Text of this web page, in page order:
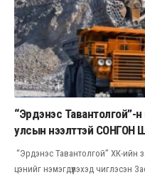
“Эрдэнэс Тавантолгой”-
улсын нээлттэй СОНГОН
“Эрдэнэс Тавантолгой” ХК-ийн
цэнийг нэмэгдүүлэхэд чиглэсэн